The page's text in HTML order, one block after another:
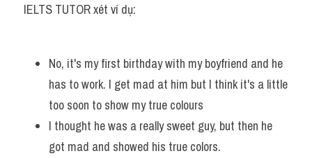
Vocabulary
IELTS TUTOR xét ví dụ:
No, it's my first birthday with my boyfriend and he
has to work. I get mad at him but I think it's a little
too soon to show my true colours
I thought he was a really sweet guy, but then he
got mad and showed his true colors.